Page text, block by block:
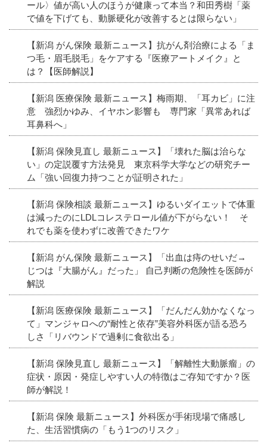
ール〉値が高い人のほうが健康って本当？和田秀樹「薬
で値を下げても、動脈硬化が改善するとは限らない」
【新潟 がん保険 最新ニュース】抗がん剤治療による「ま
つ毛・眉毛脱毛」をケアする『医療アートメイク』と
は？【医師解説】
【新潟 医療保険 最新ニュース】梅雨期、「耳カビ」に注
意 強烈かゆみ、イヤホン影響も 専門家「異常あれば
耳鼻科へ」
【新潟 保険見直し 最新ニュース】「壊れた脳は治らな
い」の定説覆す方法発見 東京科学大学などの研究チー
ム「強い回復力持つことが証明された」
【新潟 保険相談 最新ニュース】ゆるいダイエットで体重
は減ったのにLDLコレステロール値が下がらない！ そ
れでも薬を使わずに改善できたワケ
【新潟 がん保険 最新ニュース】「出血は痔のせいだ→
じつは『大腸がん』だった」 自己判断の危険性を医師が
解説
【新潟 医療保険 最新ニュース】「だんだん効かなくなっ
て」マンジャロへの“耐性と依存”美容外科医が語る恐ろ
しさ「リバウンドで過剰に食欲出る」
【新潟 保険見直し 最新ニュース】「解離性大動脈瘤」の
症状・原因・発症しやすい人の特徴はご存知ですか？医
師が解説！
【新潟 保険 最新ニュース】外科医が手術現場で痛感し
た、生活習慣病の「もう1つのリスク」